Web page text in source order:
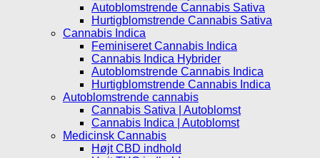
Autoblomstrende Cannabis Sativa
Hurtigblomstrende Cannabis Sativa
Cannabis Indica
Feminiseret Cannabis Indica
Cannabis Indica Hybrider
Autoblomstrende Cannabis Indica
Hurtigblomstrende Cannabis Indica
Autoblomstrende cannabis
Cannabis Sativa | Autoblomst
Cannabis Indica | Autoblomst
Medicinsk Cannabis
Højt CBD indhold